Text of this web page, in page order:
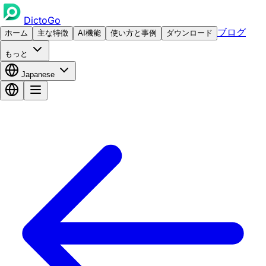
DictoGo
ホーム 主な特徴 AI機能 使い方と事例 ダウンロード ブログ
もっと
Japanese